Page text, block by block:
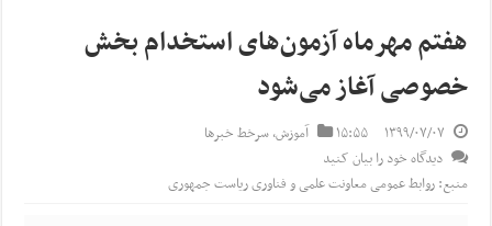
هفتم مهرماه آزمون‌های استخدام بخش
خصوصی آغاز می‌شود
۱۳۹۹/۰۷/۰۷ ۱۵:۵۵ آموزش,سرخط خبرها
دیدگاه خود را بیان کنید
منبع: روابط عمومی معاونت علمی و فناوری ریاست جمهوری